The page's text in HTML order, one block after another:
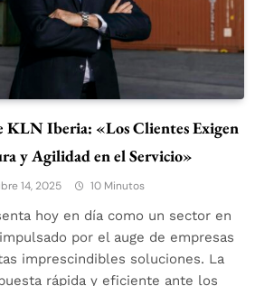
KLN Iberia: «Los Clientes Exigen
y Agilidad en el Servicio»
14, 2025 10 Minutos
hoy en día como un sector en
por el auge de empresas
imprescindibles soluciones. La
rápida y eficiente ante los